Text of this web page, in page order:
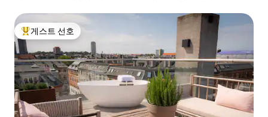
상위 게스트 선호
게스트 선호